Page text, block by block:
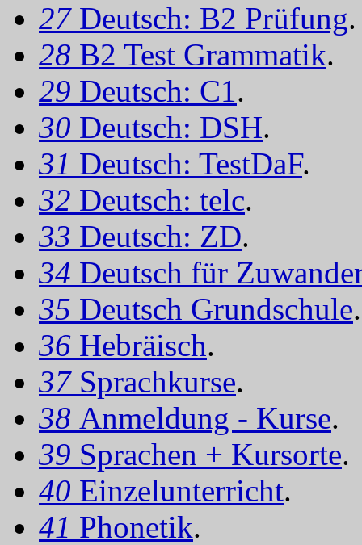
27 Deutsch: B2 Prüfung.
28 B2 Test Grammatik.
29 Deutsch: C1.
30 Deutsch: DSH.
31 Deutsch: TestDaF.
32 Deutsch: telc.
33 Deutsch: ZD.
34 Deutsch für
35 Deutsch Grundschule.
36 Hebräisch.
37 Sprachkurse.
38 Anmeldung - Kurse.
39 Sprachen + Kursorte.
40 Einzelunterricht.
41 Phonetik.